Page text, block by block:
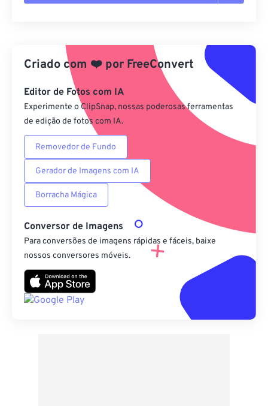
Aplicar a partir da predefinição
Salvar como predefinição
Criado com ❤️ por FreeConvert
Editor de Fotos com IA
Experimente o ClipSnap, nossas poderosas ferramentas
de edição de fotos com IA.
Removedor de Fundo
Gerador de Imagens com IA
Borracha Mágica
Conversor de Imagens
Para conversões de imagens rápidas e fáceis, baixe
nossos conversores móveis.